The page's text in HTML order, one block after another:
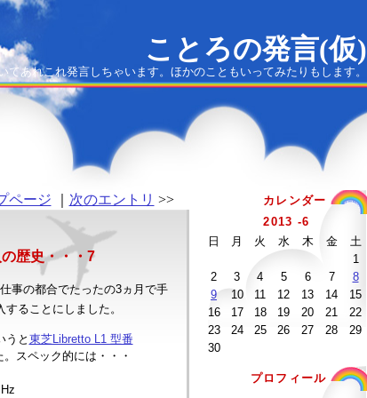
ことろの発言(仮)
てあれこれ発言しちゃいます。ほかのこともいってみたりもします。
ページ 次のエントリ >>
歴史・・・7
事の都合でたったの3ヵ月で手
ることにしました。
うと 東芝Libretto L1 型番
スペック的には・・・
カレンダー
2013 -6
日
月 火 水 木 金
土
1
2
3 4 5 6 7
8
9
10 11 12 13 14
15
16
17 18 19 20 21
22
23
24 25 26 27 28
29
30
プロフィール